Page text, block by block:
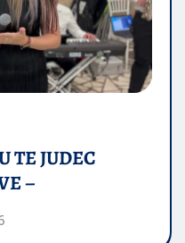
TE JUDEC
–